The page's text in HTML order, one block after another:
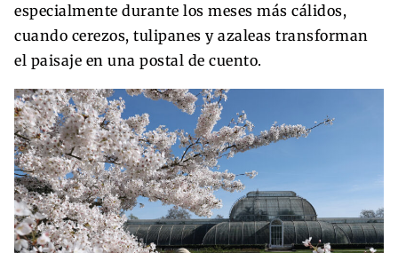
especialmente durante los meses más cálidos,
cuando cerezos, tulipanes y azaleas transforman
el paisaje en una postal de cuento.